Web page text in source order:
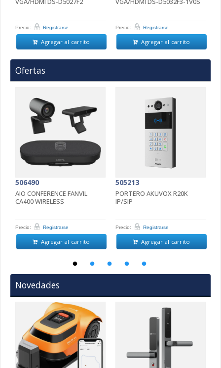
Precio: Registrarse
Agregar al carrito
Precio: Registrarse
Agregar al carrito
Ofertas
506490
AIO CONFERENCE FANVIL
CA400 WIRELESS
Precio: Registrarse
Agregar al carrito
505213
PORTERO AKUVOX R20K
IP/SIP
Precio: Registrarse
Agregar al carrito
Novedades